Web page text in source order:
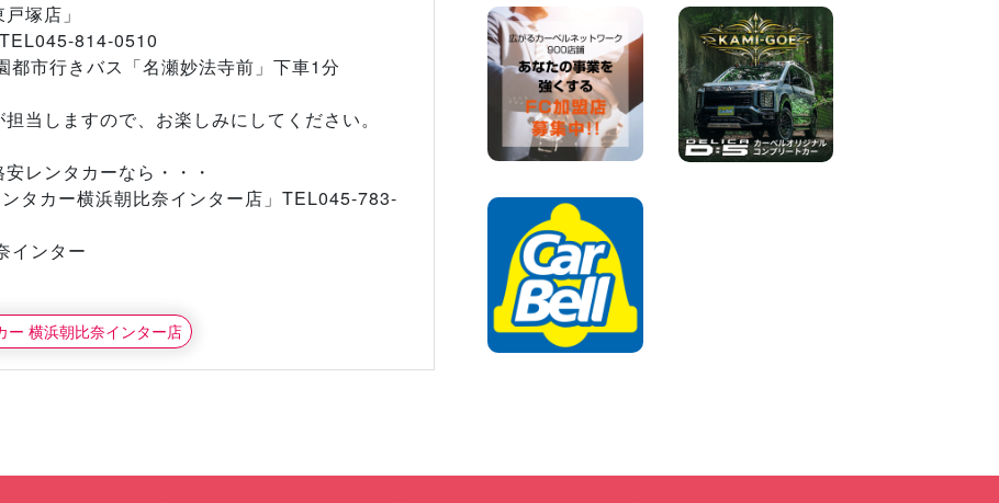
塚店」
814-0510
市行きバス「名瀬妙法寺前」下車1分
当しますので、お楽しみにしてください。
レンタカーなら・・・
タカー横浜朝比奈インター店」TEL045-783-
インター
ー 横浜朝比奈インター店
100円レンタカー 鳥取青谷
2026年08月07日
夏季休暇のお知らせ 東京都
墨田両国店
100円レンタカー 墨田両国
2026年08月07日
夏季休暇のお知らせ 東京都
墨田文花店
お盆も休まず営業します! 神
奈川県 横浜旭南本宿町店
100円レンタカー 横浜旭南本宿町